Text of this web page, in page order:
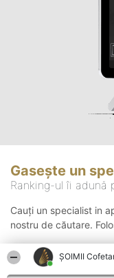
ȘOIMII
Gasește un
Ranking-ul îi adună
Cauți un specialist in
nostru de căutare.